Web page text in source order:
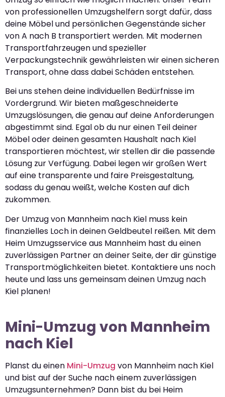
von professionellen Umzugshelfern sorgt dafür, dass
deine Möbel und persönlichen Gegenstände sicher
von A nach B transportiert werden. Mit modernen
Transportfahrzeugen und spezieller
Verpackungstechnik gewährleisten wir einen sicheren
Transport, ohne dass dabei Schäden entstehen.
Bei uns stehen deine individuellen Bedürfnisse im
Vordergrund. Wir bieten maßgeschneiderte
Umzugslösungen, die genau auf deine Anforderungen
abgestimmt sind. Egal ob du nur einen Teil deiner
Möbel oder deinen gesamten Haushalt nach Kiel
transportieren möchtest, wir stellen dir die passende
Lösung zur Verfügung. Dabei legen wir großen Wert
auf eine transparente und faire Preisgestaltung,
sodass du genau weißt, welche Kosten auf dich
zukommen.
Der Umzug von Mannheim nach Kiel muss kein
finanzielles Loch in deinen Geldbeutel reißen. Mit dem
Heim Umzugsservice aus Mannheim hast du einen
zuverlässigen Partner an deiner Seite, der dir günstige
Transportmöglichkeiten bietet. Kontaktiere uns noch
heute und lass uns gemeinsam deinen Umzug nach
Kiel planen!
Mini-Umzug von Mannheim
nach Kiel
Planst du einen Mini-Umzug von Mannheim nach Kiel
und bist auf der Suche nach einem zuverlässigen
Umzugsunternehmen? Dann bist du bei Heim